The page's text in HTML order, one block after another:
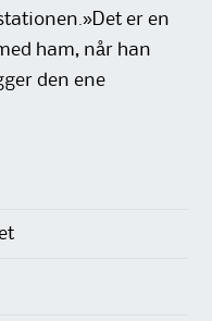
er en
ham, når han
den ene